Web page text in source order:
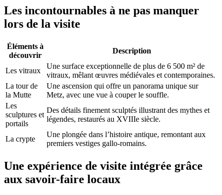
Les incontournables à ne pas manquer
lors de la visite
Éléments à
découvrir
Description
Les vitraux
Une surface exceptionnelle de plus de 6 500 m² de
vitraux, mêlant œuvres médiévales et contemporaines.
La tour de
la Mutte
Une ascension qui offre un panorama unique sur
Metz, avec une vue à couper le souffle.
Les
sculptures et
portails
Des détails finement sculptés illustrant des mythes et
légendes, restaurés au XVIIIe siècle.
La crypte
Une plongée dans l’histoire antique, remontant aux
premiers vestiges gallo-romains.
Une expérience de visite intégrée grâce
aux savoir-faire locaux